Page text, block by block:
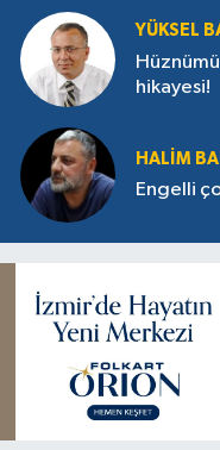
YÜKSEL
hikayesi!
HALIM